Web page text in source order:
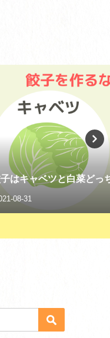
はキャベツと白菜どっ
08-31